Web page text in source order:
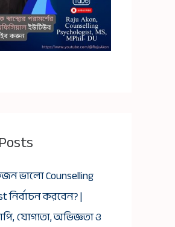
ভালো Counselling
নির্বাচন করবেন? |
যোগ্যতা, অভিজ্ঞতা ও